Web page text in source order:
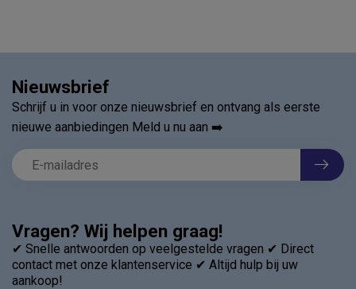
Vragen? Wij helpen graag!
✔ Snelle antwoorden op veelgestelde vragen ✔ Direct
contact met onze klantenservice ✔ Altijd hulp bij uw
aankoop!
Nieuwsbrief
Schrijf u in voor onze nieuwsbrief en ontvang als eerste
nieuwe aanbiedingen Meld u nu aan ➡️